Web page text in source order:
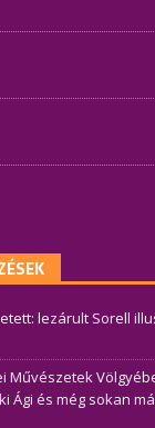
lezárult Sorell
Művészetek
Ági és még sokan